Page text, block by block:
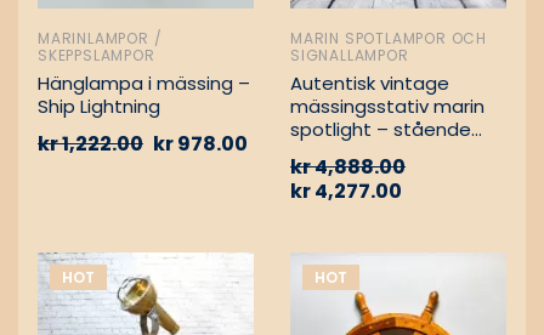
MARINLAMPOR /
SKEPPSLAMPOR
Hänglampa i mässing –
Ship Lightning
kr1,222.00 kr978.00
MARIN SPOTLAMPOR OCH
SIGNALLAMPOR
Autentisk vintage
mässingsstativ marin
spotlight – stående
kr4,888.00
kr4,277.00
HOT HOT